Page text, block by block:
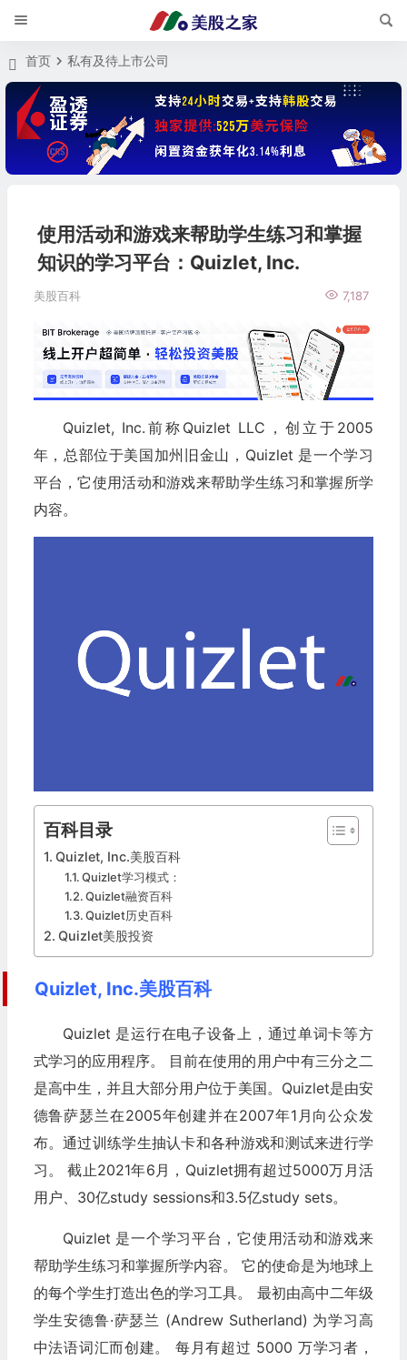
首页 私有及待上市公司
使用活动和游戏来帮助学生练习和掌握
知识的学习平台：Quizlet, Inc.
美股百科 7,187
Quizlet, Inc.前称Quizlet LLC，创立于2005
年，总部位于美国加州旧金山，Quizlet 是一个学习
平台，它使用活动和游戏来帮助学生练习和掌握所学
内容。
百科目录
Quizlet, Inc.美股百科
Quizlet学习模式：
Quizlet融资百科
Quizlet历史百科
Quizlet美股投资
Quizlet, Inc.美股百科
Quizlet 是运行在电子设备上，通过单词卡等方
式学习的应用程序。 目前在使用的用户中有三分之二
是高中生，并且大部分用户位于美国。Quizlet是由安
德鲁萨瑟兰在2005年创建并在2007年1月向公众发
布。通过训练学生抽认卡和各种游戏和测试来进行学
习。 截止2021年6月，Quizlet拥有超过5000万月活
用户、30亿study sessions和3.5亿study sets。
Quizlet 是一个学习平台，它使用活动和游戏来
帮助学生练习和掌握所学内容。 它的使命是为地球上
的每个学生打造出色的学习工具。 最初由高中二年级
学生安德鲁·萨瑟兰 (Andrew Sutherland) 为学习高
中法语词汇而创建。 每月有超过 5000 万学习者，